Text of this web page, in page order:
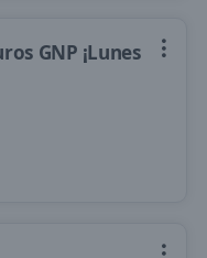
GNP ¡Lunes